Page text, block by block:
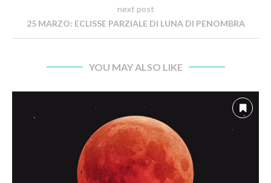
next post
25 MARZO: ECLISSE PARZIALE DI LUNA DI PENOMBRA
YOU MAY ALSO LIKE